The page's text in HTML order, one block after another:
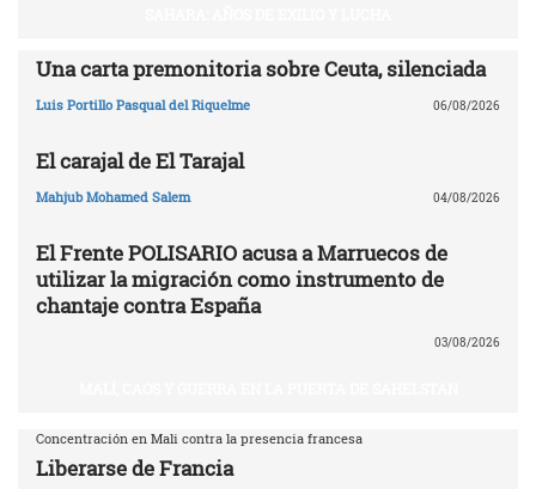
Una carta premonitoria sobre Ceuta, silenciada
Luis Portillo Pasqual del Riquelme 06/08/2026
El carajal de El Tarajal
Mahjub Mohamed Salem 04/08/2026
El Frente POLISARIO acusa a Marruecos de
utilizar la migración como instrumento de
chantaje contra España
03/08/2026
Concentración en Mali contra la presencia francesa
Liberarse de Francia